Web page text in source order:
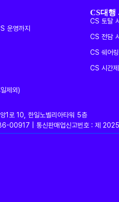
운영까지
제외)
CS대행
CS 토탈
CS 전담
CS 쉐어
CS 시간
1로 10, 한일노벨리아타워 5층
00917 | 통신판매업신고번호 : 제